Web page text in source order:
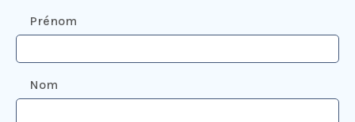
Prénom
Nom